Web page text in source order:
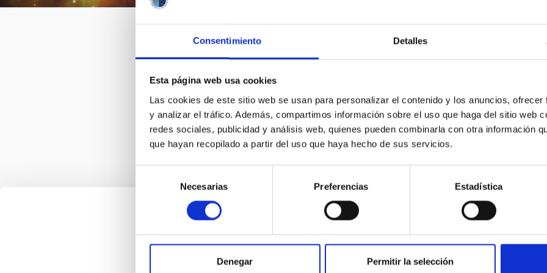
Consentimiento Detalles
Esta página web usa cookies
Las cookies de este sitio web se usan para personalizar el contenido y los anuncios,
y analizar el tráfico. Además, compartimos información sobre el uso que haga del sitio web
redes sociales, publicidad y análisis web, quienes pueden combinarla con otra información
que hayan recopilado a partir del uso que haya hecho de sus servicios.
consentimiento
Necesarias Preferencias Estadística
Denegar Permitir la selección
existentes y los que en el futuro se creen o
dependencias a su servicio; y fomentar las
nacional e internacional.